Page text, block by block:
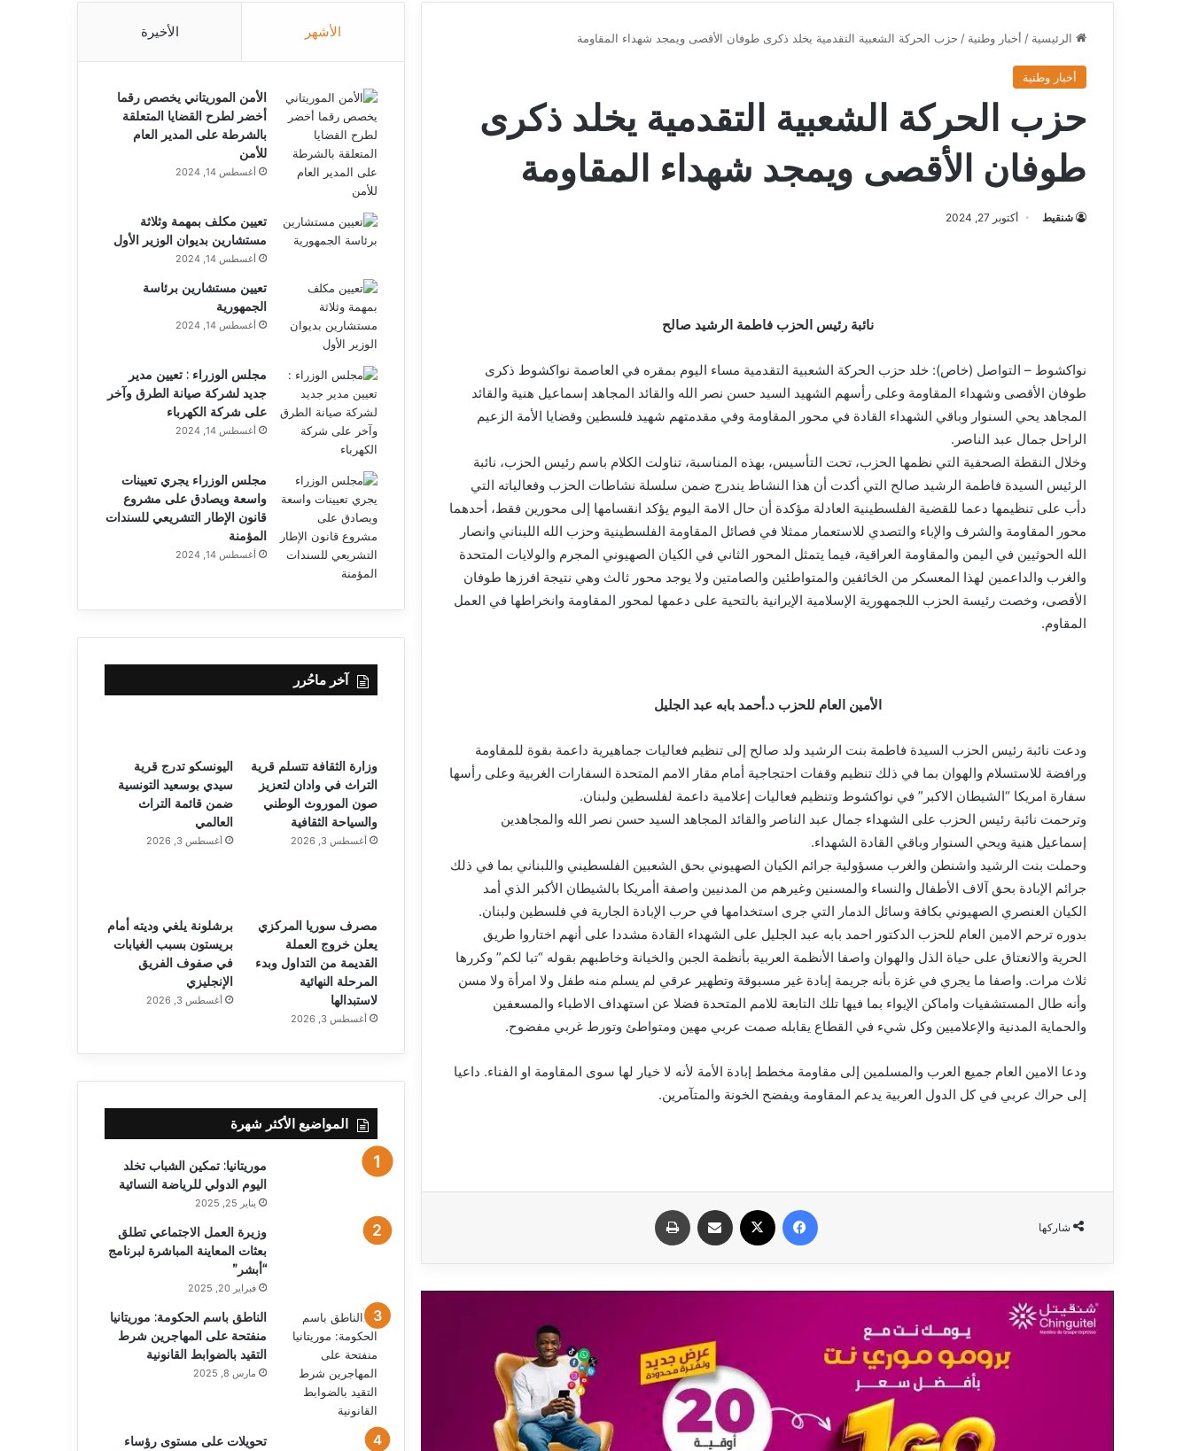
الرئيسية / أخبار وطنية / حزب الحركة الشعبية التقدمية يخلد ذكرى طوفان الأقصى ويمجد شهداء المقاومة
أخبار وطنية
حزب الحركة الشعبية التقدمية يخلد ذكرى
طوفان الأقصى ويمجد شهداء المقاومة
شنقيط أكتوبر 27, 2024
نائبة رئيس الحزب فاطمة الرشيد صالح
نواكشوط – التواصل (خاص): خلد حزب الحركة الشعبية التقدمية مساء اليوم بمقره في العاصمة نواكشوط ذكرى
طوفان الأقصى وشهداء المقاومة وعلى رأسهم الشهيد السيد حسن نصر الله والقائد المجاهد إسماعيل هنية والقائد
المجاهد يحي السنوار وباقي الشهداء القادة في محور المقاومة وفي مقدمتهم شهيد فلسطين وقضايا الأمة الزعيم
الراحل جمال عبد الناصر.
وخلال النقطة الصحفية التي نظمها الحزب، تحت التأسيس، بهذه المناسبة، تناولت الكلام باسم رئيس الحزب، نائبة
الرئيس السيدة فاطمة الرشيد صالح التي أكدت أن هذا النشاط يندرج ضمن سلسلة نشاطات الحزب وفعالياته التي
دأب على تنظيمها دعما للقضية الفلسطينية العادلة مؤكدة أن حال الامة اليوم يؤكد انقسامها إلى محورين فقط، أحدهما
محور المقاومة والشرف والإباء والتصدي للاستعمار ممثلا في فصائل المقاومة الفلسطينية وحزب الله اللبناني وانصار
الله الحوثيين في اليمن والمقاومة العراقية، فيما يتمثل المحور الثاني في الكيان الصهيوني المجرم والولايات المتحدة
والغرب والداعمين لهذا المعسكر من الخائفين والمتواطئين والصامتين ولا يوجد محور ثالث وهي نتيجة افرزها طوفان
الأقصى، وخصت رئيسة الحزب اللجمهورية الإسلامية الإيرانية بالتحية على دعمها لمحور المقاومة وانخراطها في العمل
المقاوم.
الأمين العام للحزب د.أحمد بابه عبد الجليل
ودعت نائبة رئيس الحزب السيدة فاطمة بنت الرشيد ولد صالح إلى تنظيم فعاليات جماهيرية داعمة بقوة للمقاومة
ورافضة للاستسلام والهوان بما في ذلك تنظيم وقفات احتجاجية أمام مقار الامم المتحدة السفارات الغربية وعلى رأسها
سفارة امريكا “الشيطان الاكبر” في نواكشوط وتنظيم فعاليات إعلامية داعمة لفلسطين ولبنان.
وترحمت نائبة رئيس الحزب على الشهداء جمال عبد الناصر والقائد المجاهد السيد حسن نصر الله والمجاهدين
إسماعيل هنية ويحي السنوار وباقي القادة الشهداء.
وحملت بنت الرشيد واشنطن والغرب مسؤولية جرائم الكيان الصهيوني بحق الشعبين الفلسطيني واللبناني بما في ذلك
جرائم الإبادة بحق آلاف الأطفال والنساء والمسنين وغيرهم من المدنيين واصفة اأمريكا بالشيطان الأكبر الذي أمد
الكيان العنصري الصهيوني بكافة وسائل الدمار التي جرى استخدامها في حرب الإبادة الجارية في فلسطين ولبنان.
بدوره ترحم الامين العام للحزب الدكتور احمد بابه عبد الجليل على الشهداء القادة مشددا على أنهم اختاروا طريق
الحرية والانعتاق على حياة الذل والهوان واصفا الأنظمة العربية بأنظمة الجبن والخيانة وخاطبهم بقوله “تبا لكم” وكررها
ثلاث مرات. واصفا ما يجري في غزة بأنه جريمة إبادة غير مسبوقة وتطهير عرقي لم يسلم منه طفل ولا امرأة ولا مسن
وأنه طال المستشفيات واماكن الإيواء بما فيها تلك التابعة للامم المتحدة فضلا عن استهداف الاطباء والمسعفين
والحماية المدنية والإعلاميين وكل شيء في القطاع يقابله صمت عربي مهين ومتواطئ وتورط غربي مفضوح.
ودعا الامين العام جميع العرب والمسلمين إلى مقاومة مخطط إبادة الأمة لأنه لا خيار لها سوى المقاومة او الفناء. داعيا
إلى حراك عربي في كل الدول العربية يدعم المقاومة ويفضح الخونة والمتآمرين.
شاركها
فيسبوك مشاركة عبر البريد
الأشهر الأخيرة
الأمن الموريتاني يخصص رقما
أخضر لطرح القضايا المتعلقة
بالشرطة على المدير العام
للأمن
أغسطس 14, 2024
تعيين مكلف بمهمة وثلاثة
مستشارين بديوان الوزير الأول
أغسطس 14, 2024
تعيين مستشارين برئاسة
الجمهورية
أغسطس 14, 2024
مجلس الوزراء : تعيين مدير
جديد لشركة صيانة الطرق وآخر
على شركة الكهرباء
أغسطس 14, 2024
مجلس الوزراء يجري تعيينات
واسعة ويصادق على مشروع
قانون الإطار التشريعي للسندات
المؤمنة
أغسطس 14, 2024
آخر ماحُرر
وزارة الثقافة تتسلم قرية
التراث في وادان لتعزيز
صون الموروث الوطني
والسياحة الثقافية
أغسطس 3, 2026
اليونسكو تدرج قرية
سيدي بوسعيد التونسية
ضمن قائمة التراث
العالمي
أغسطس 3, 2026
مصرف سوريا المركزي
يعلن خروج العملة
القديمة من التداول وبدء
المرحلة النهائية
لاستبدالها
أغسطس 3, 2026
برشلونة يلغي وديته أمام
بريستون بسبب الغيابات
في صفوف الفريق
الإنجليزي
أغسطس 3, 2026
المواضيع الأكثر شهرة
موريتانيا: تمكين الشباب تخلد
اليوم الدولي للرياضة النسائية
يناير 25, 2025
وزيرة العمل الاجتماعي تطلق
بعثات المعاينة المباشرة لبرنامج
“أبشر”
فبراير 20, 2025
الناطق باسم الحكومة: موريتانيا
منفتحة على المهاجرين شرط
التقيد بالضوابط القانونية
مارس 8, 2025
تحويلات على مستوى رؤساء